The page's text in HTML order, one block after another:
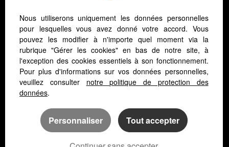
L’immobilier au Vésinet
L’immobilier à Saint-Germain-en-Laye
L’immobilier dans les yvelines
Vivre dans les yvelines ou à Paris ?
L'hopital Saint Germain en Laye
L'immobilier au Pecq
Nous utiliserons uniquement les données personnelles
pour lesquelles vous avez donné votre accord. Vous
pouvez les modifier à n'importe quel moment via la
rubrique "Gérer les cookies" en bas de notre site, à
l'exception des cookies essentiels à son fonctionnement.
Pour plus d'informations sur vos données personnelles,
veuillez consulter notre politique de protection des
données.
Personnaliser Tout accepter